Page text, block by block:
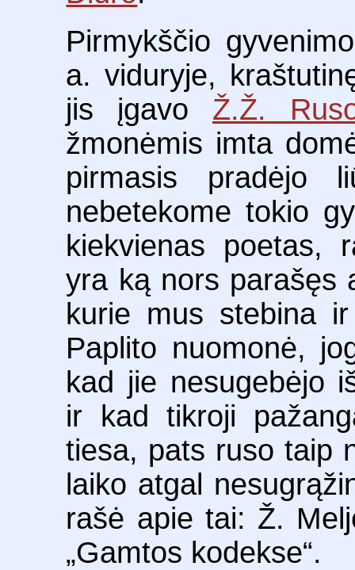
Pirmykščio
a. viduryje,
jis įgavo Ž.Ž.
žmonėmis imta
pirmasis pradėjo
nebetekome tokio
kiekvienas poetas,
yra ką nors parašęs
kurie mus stebina
Paplito nuomonė,
kad jie nesugebėjo
ir kad tikroji
tiesa, pats ruso taip
laiko atgal
rašė apie tai: Ž.
„Gamtos kodekse“.